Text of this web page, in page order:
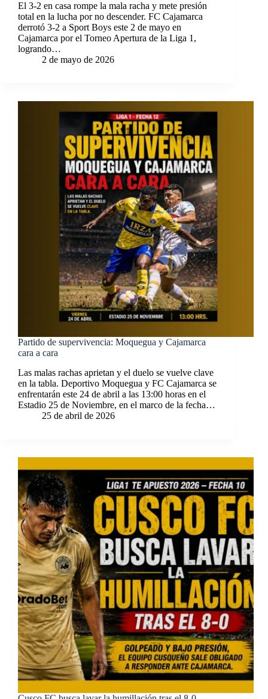
El 3-2 en casa rompe la mala racha y mete presión
total en la lucha por no descender. FC Cajamarca
derrotó 3-2 a Sport Boys este 2 de mayo en
Cajamarca por el Torneo Apertura de la Liga 1,
logrando…
2 de mayo de 2026
Partido de supervivencia: Moquegua y Cajamarca
cara a cara
Las malas rachas aprietan y el duelo se vuelve clave
en la tabla. Deportivo Moquegua y FC Cajamarca se
enfrentarán este 24 de abril a las 13:00 horas en el
Estadio 25 de Noviembre, en el marco de la fecha…
25 de abril de 2026